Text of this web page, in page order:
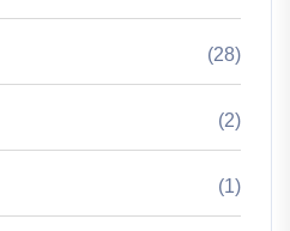
(28)
(2)
(1)